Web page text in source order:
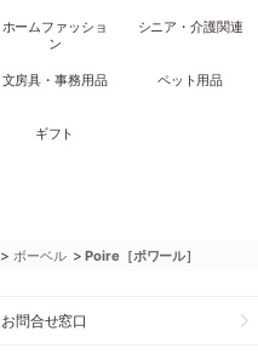
ホームファッショ
ン
シニア・介護関連
文房具・事務用品 ペット用品
ギフト
>ボーベル >Poire［ポワール］
お問合せ窓口